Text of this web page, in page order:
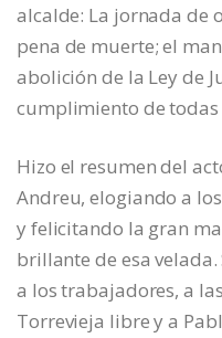
alcalde: La jornada de
pena de muerte; el
abolición de la Ley de
cumplimiento de todas
Hizo el resumen del
Andreu, elogiando a
y felicitando la gran
brillante de esa
a los trabajadores, a
Torrevieja libre y a